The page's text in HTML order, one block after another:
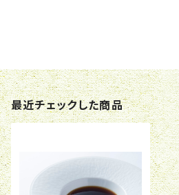
最近チェックした商品